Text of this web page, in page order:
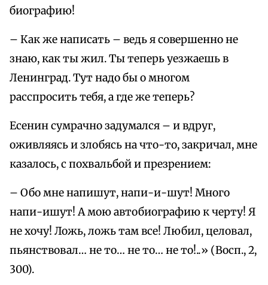
биографию!
– Как же написать – ведь я совершенно не
знаю, как ты жил. Ты теперь уезжаешь в
Ленинград. Тут надо бы о многом
расспросить тебя, а где же теперь?
Есенин сумрачно задумался – и вдруг,
оживляясь и злобясь на что-то, закричал, мне
казалось, с похвальбой и презрением:
– Обо мне напишут, напи-и-шут! Много
напи-ишут! А мою автобиографию к черту! Я
не хочу! Ложь, ложь там все! Любил, целовал,
пьянствовал… не то… не то… не то!..» (Восп., 2,
300).